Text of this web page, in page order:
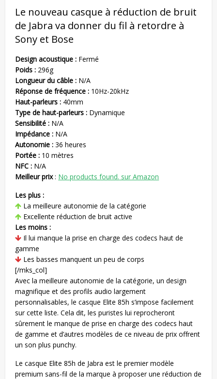
Le nouveau casque à réduction de bruit
de Jabra va donner du fil à retordre à
Sony et Bose
Design acoustique : Fermé
Poids : 296g
Longueur du câble : N/A
Réponse de fréquence : 10Hz-20kHz
Haut-parleurs : 40mm
Type de haut-parleurs : Dynamique
Sensibilité : N/A
Impédance : N/A
Autonomie :36 heures
Portée : 10 mètres
NFC : N/A
Meilleur prix: No products found. sur Amazon
Les plus :
La meilleure autonomie de la catégorie
Excellente réduction de bruit active
Les moins :
Il lui manque la prise en charge des codecs haut de
gamme
Les basses manquent un peu de corps
[/mks_col]
Avec la meilleure autonomie de la catégorie, un design
magnifique et des profils audio largement
personnalisables, le casque Elite 85h s’impose facilement
sur cette liste. Cela dit, les puristes lui reprocheront
sûrement le manque de prise en charge des codecs haut
de gamme et d’autres modèles de ce niveau de prix offrent
un son plus punchy.
Le casque Elite 85h de Jabra est le premier modèle
premium sans-fil de la marque à proposer une réduction de